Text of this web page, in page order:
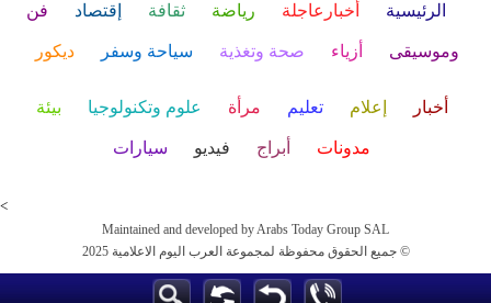
الرئيسية أخبارعاجلة رياضة ثقافة إقتصاد فن
وموسيقى أزياء صحة وتغذية سياحة وسفر ديكور
أخبار إعلام تعليم مرأة علوم وتكنولوجيا بيئة
مدونات أبراج فيديو سيارات
<
Maintained and developed by Arabs Today Group SAL
جميع الحقوق محفوظة لمجموعة العرب اليوم الاعلامية 2025 ©